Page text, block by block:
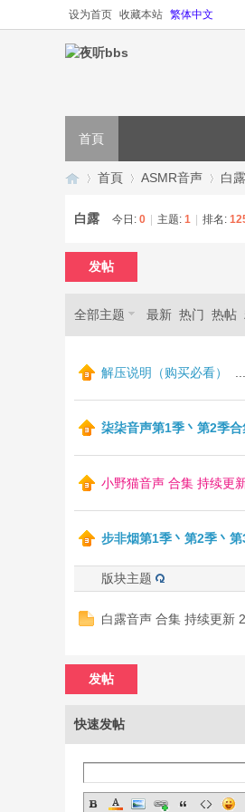
设为首页 收藏本站 繁体中文
首頁
夜»
首頁
›
ASMR音声 白露
白露 今日: 0 主题: 1 排名:
发帖
全部主题 最新 热门 热帖
解压说明（购买必看）
柒柒音声第1季丶第2季
小野猫音声 合集 持续更
步非烟第1季丶第2季丶
版块主题
白露音声 合集 持续更新
发帖
快速发帖